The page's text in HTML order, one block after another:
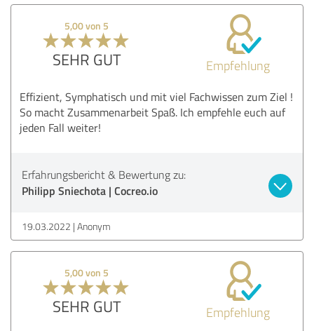
5,00 von 5
SEHR GUT Empfehlung
Effizient, Symphatisch und mit viel Fachwissen zum Ziel !
So macht Zusammenarbeit Spaß. Ich empfehle euch auf
jeden Fall weiter!
Erfahrungsbericht & Bewertung zu:
Philipp Sniechota | Cocreo.io
19.03.2022 Anonym
5,00 von 5
SEHR GUT Empfehlung